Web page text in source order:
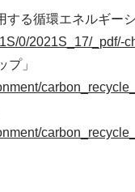
する循環エネルギーシ
0/2021S_17/_pdf/-
プ」